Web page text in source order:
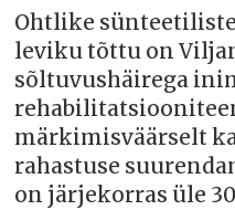
Ohtlike
leviku tõttu on
sõltuvushäirega
märkimisväärselt
rahastuse
on järjekorras üle